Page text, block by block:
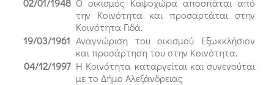
την Κοινότητα και προσαρτάται στην
Κοινότητα Γιδά.
19/03/1961 Αναγνώριση του οικισμού Εξωκκλήσιον
και προσάρτηση του στην Κοινότητα.
04/12/1997 Η Κοινότητα καταργείται και συνενούται
με το Δήμο Αλεξάνδρειας